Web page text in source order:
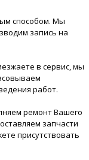
способом. Мы
запись на
в сервис, мы
работ.
ремонт Вашего
запчасти
присутствовать